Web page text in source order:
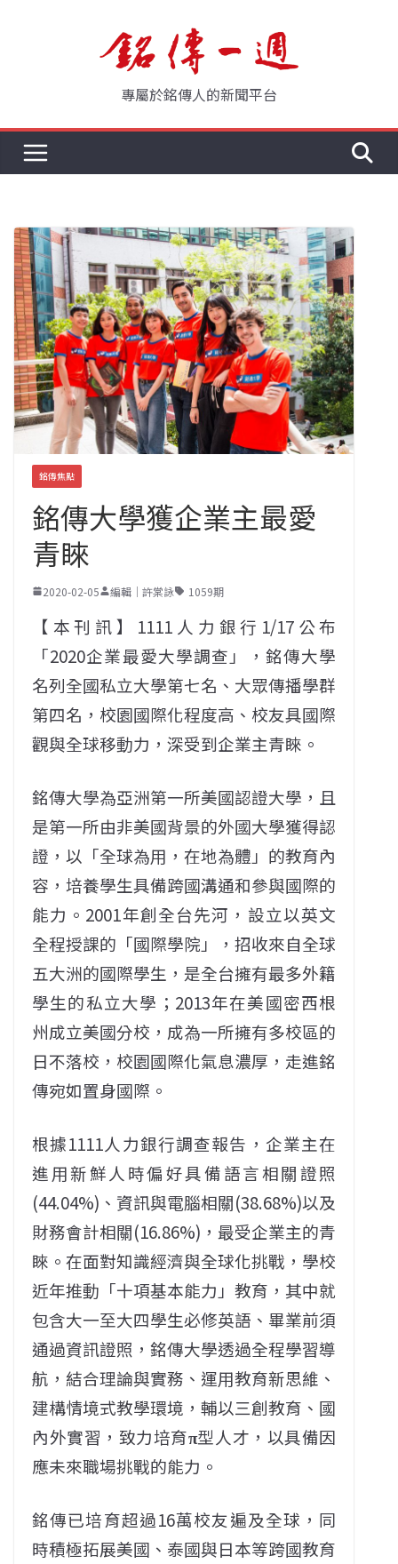
專屬於銘傳人的新聞平台
銘傳焦點
銘傳大學獲企業主最愛
青睞
2020-02-05 編輯｜許棠詠 1059期
【本刊訊】1111人力銀行1/17公布
「2020企業最愛大學調查」，銘傳大學
名列全國私立大學第七名、大眾傳播學群
第四名，校園國際化程度高、校友具國際
觀與全球移動力，深受到企業主青睞。
銘傳大學為亞洲第一所美國認證大學，且
是第一所由非美國背景的外國大學獲得認
證，以「全球為用，在地為體」的教育內
容，培養學生具備跨國溝通和參與國際的
能力。2001年創全台先河，設立以英文
全程授課的「國際學院」，招收來自全球
五大洲的國際學生，是全台擁有最多外籍
學生的私立大學；2013年在美國密西根
州成立美國分校，成為一所擁有多校區的
日不落校，校園國際化氣息濃厚，走進銘
傳宛如置身國際。
根據1111人力銀行調查報告，企業主在
進用新鮮人時偏好具備語言相關證照
(44.04%)、資訊與電腦相關(38.68%)以及
財務會計相關(16.86%)，最受企業主的青
睞。在面對知識經濟與全球化挑戰，學校
近年推動「十項基本能力」教育，其中就
包含大一至大四學生必修英語、畢業前須
通過資訊證照，銘傳大學透過全程學習導
航，結合理論與實務、運用教育新思維、
建構情境式教學環境，輔以三創教育、國
內外實習，致力培育π型人才，以具備因
應未來職場挑戰的能力。
銘傳已培育超過16萬校友遍及全球，同
時積極拓展美國、泰國與日本等跨國教育